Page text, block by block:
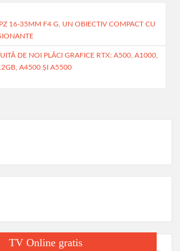
16-35MM F4 G, UN OBIECTIV COMPACT CU
DE NOI PLĂCI GRAFICE RTX: A500, A1000,
A4500 ȘI A5500
TV Online gratis